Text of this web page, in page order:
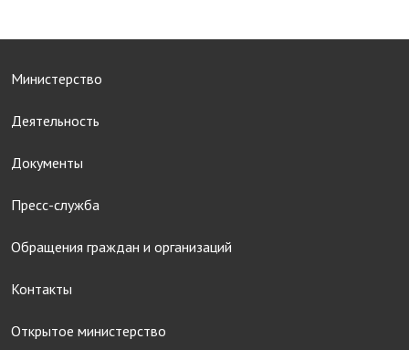
Министерство
Деятельность
Документы
Пресс-служба
Обращения граждан и организаций
Контакты
Открытое министерство